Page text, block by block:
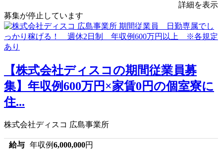
詳細を表示
募集が停止しています
【株式会社ディスコの期間従業員募
集】年収例600万円×家賃0円の個室寮に
住...
株式会社ディスコ 広島事業所
給与 年収例6,000,000円